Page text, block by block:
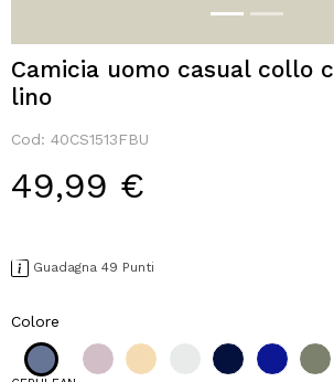
Camicia uomo casual collo
lino
Cod: 40CS1513FBU
49,99 €
Guadagna 49 Punti
Colore